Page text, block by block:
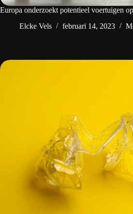
Europa onderzoekt potentieel voertuigen
Elcke Vels
februari 14, 2023